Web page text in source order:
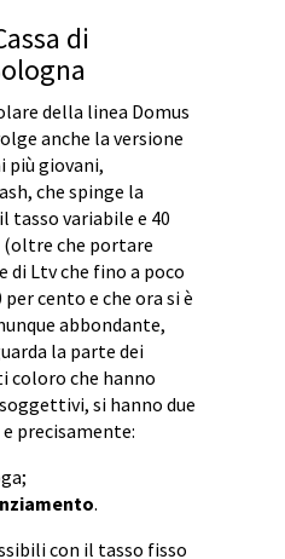
di
della linea Domus
anche la versione
più giovani,
che spinge la
tasso variabile e 40
(oltre che portare
di Ltv che fino a poco
cento e che ora si è
abbondante,
la parte dei
coloro che hanno
si hanno due
precisamente:
.
con il tasso fisso